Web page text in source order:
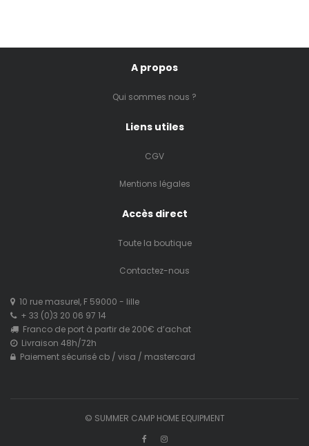
A propos
Qui sommes nous ?
Liens utiles
CGV
Mentions légales
Accès direct
Toute la boutique
Contactez-nous
10 rue masurel, F 59000 - lille
+ 33 (0)3 20 06 97 14
Franco de port à partir de 200€ d’achat
Livraison 48h/72h
Paiement sécurisé cb / visa / mastercard
© SUMMER CAMP HOME EQUIPMENT